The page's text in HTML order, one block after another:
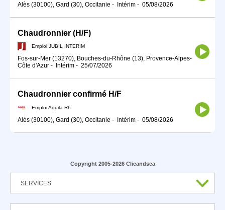
Alès (30100), Gard (30), Occitanie - Intérim - 05/08/2026
Chaudronnier (H/F)
Emploi JUBIL INTERIM
Fos-sur-Mer (13270), Bouches-du-Rhône (13), Provence-Alpes-
Côte d'Azur - Intérim - 25/07/2026
Chaudronnier confirmé H/F
Emploi Aquila Rh
Alès (30100), Gard (30), Occitanie - Intérim - 05/08/2026
Copyright 2005-2026 Clicandsea
SERVICES